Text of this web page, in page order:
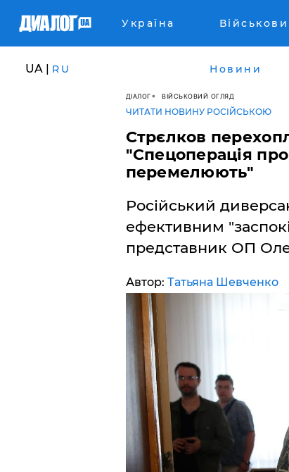
Україна
UA | RU Новини
ДІАЛОГ ВІЙСЬКОВИЙ ОГЛЯД
ЧИТАТИ НОВИНУ РОСІЙСЬКОЮ
Стрєлков
"Спецоперація
перемелюють"
Російський
ефективним
представник ОП
Автор: Татьяна Шевченко